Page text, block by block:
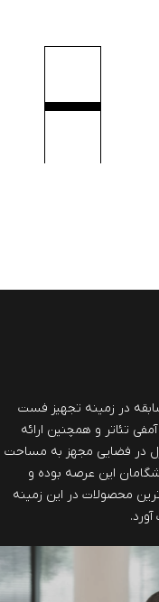
با بیش از 40 سال سابقه در زمینه تجهیز فست
تئاتر و همچنین ارائه
در فضایی مجهز به مساحت
این عرصه بوده و
محصولات در این زمینه